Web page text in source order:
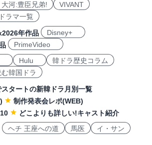
大河:豊臣兄弟!
VIVANT
ラマ一覧
年作品
Disney+
PrimeVideo
Hulu
韓ドラ歴史コラム
韓国ドラ
スタートの新韓ドラ月別一覧
制作発表会レポ(WEB)
どこよりも詳しい!キャスト紹介
ヘチ 王座への道 馬医
イ・サン